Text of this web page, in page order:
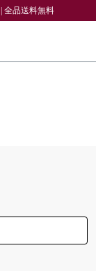
全品送料無料